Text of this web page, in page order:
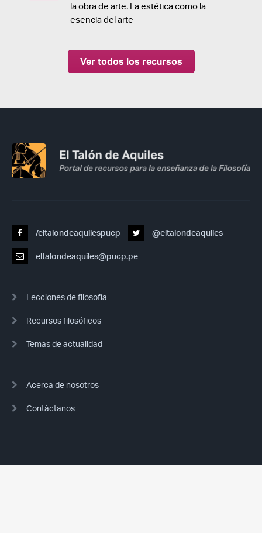
la obra de arte. La estética como la
esencia del arte
Ver todos los recursos
/eltalondeaquilespucp @eltalondeaquiles
eltalondeaquiles@pucp.pe
Lecciones de filosofía
Recursos filosóficos
Temas de actualidad
Acerca de nosotros
Contáctanos